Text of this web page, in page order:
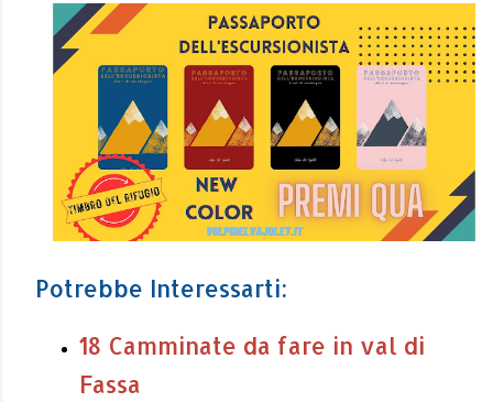
Potrebbe Interessarti:
18 Camminate da fare in val di
Fassa